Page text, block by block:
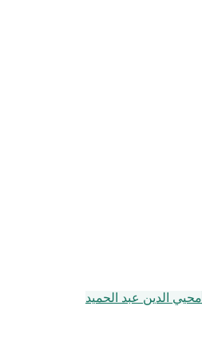
محيي الدين عبد الحميد